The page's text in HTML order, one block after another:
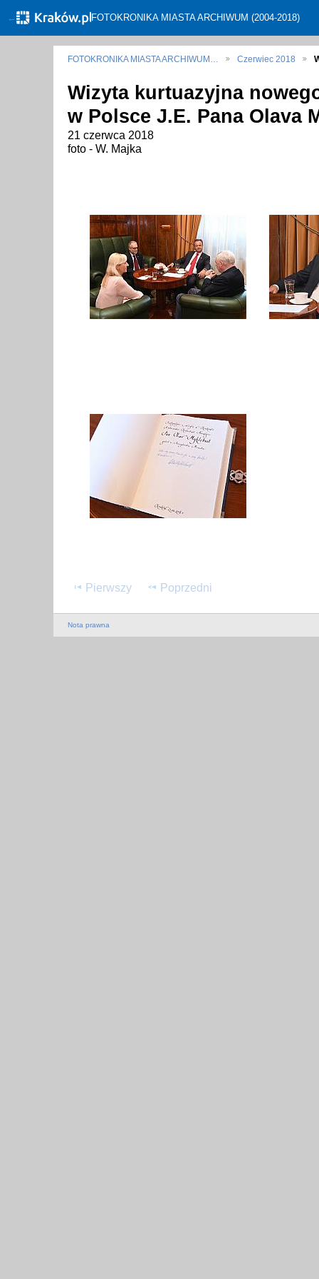
← FOTOKRONIKA MIASTA ARCHIWUM (2004-2018)
FOTOKRONIKA MIASTA ARCHIWUM… Czerwiec 2018
Wizyta kurtuazyjna
w Polsce J.E. Pana Olava
21 czerwca 2018
foto - W. Majka
Pierwszy Poprzedni
Nota prawna